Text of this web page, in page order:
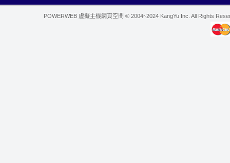
POWERWEB 虛擬主機網頁空間 © 2004~2024 KangYu Inc. All Rights